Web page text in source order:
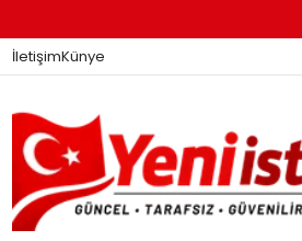
İletişimKünye